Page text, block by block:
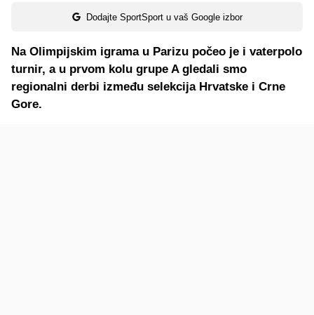
Dodajte SportSport u vaš Google izbor
Na Olimpijskim igrama u Parizu počeo je i vaterpolo
turnir, a u prvom kolu grupe A gledali smo
regionalni derbi između selekcija Hrvatske i Crne
Gore.